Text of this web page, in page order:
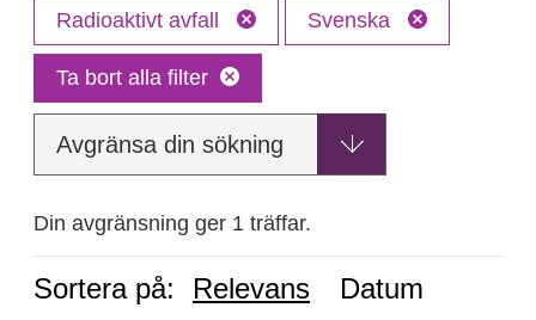
Radioaktivt avfall Svenska
Ta bort alla filter
Avgränsa din sökning
Din avgränsning ger 1 träffar.
Sortera på: Relevans Datum